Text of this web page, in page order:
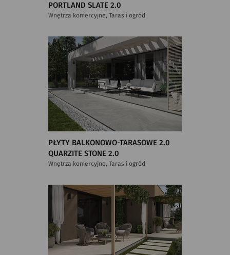
PORTLAND SLATE 2.0
Wnętrza komercyjne, Taras i ogród
PŁYTY BALKONOWO-TARASOWE 2.0
QUARZITE STONE 2.0
Wnętrza komercyjne, Taras i ogród